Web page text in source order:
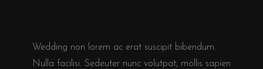
Wedding non lorem ac erat suscipit bibendum.
Nulla facilisi. Sedeuter nunc volutpat, mollis sapien